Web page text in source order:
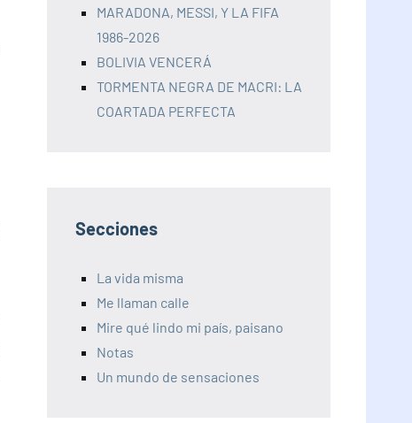
MARADONA, MESSI, Y LA FIFA
1986-2026
BOLIVIA VENCERÁ
TORMENTA NEGRA DE MACRI: LA
COARTADA PERFECTA
Secciones
La vida misma
Me llaman calle
Mire qué lindo mi país, paisano
Notas
Un mundo de sensaciones